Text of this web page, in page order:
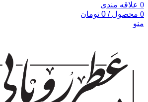
0 علاقه مندی
0 محصول /
0 تومان
منو